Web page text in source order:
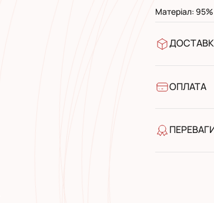
Матеріал:
УкрПошта
ОПЛАТА
широкий